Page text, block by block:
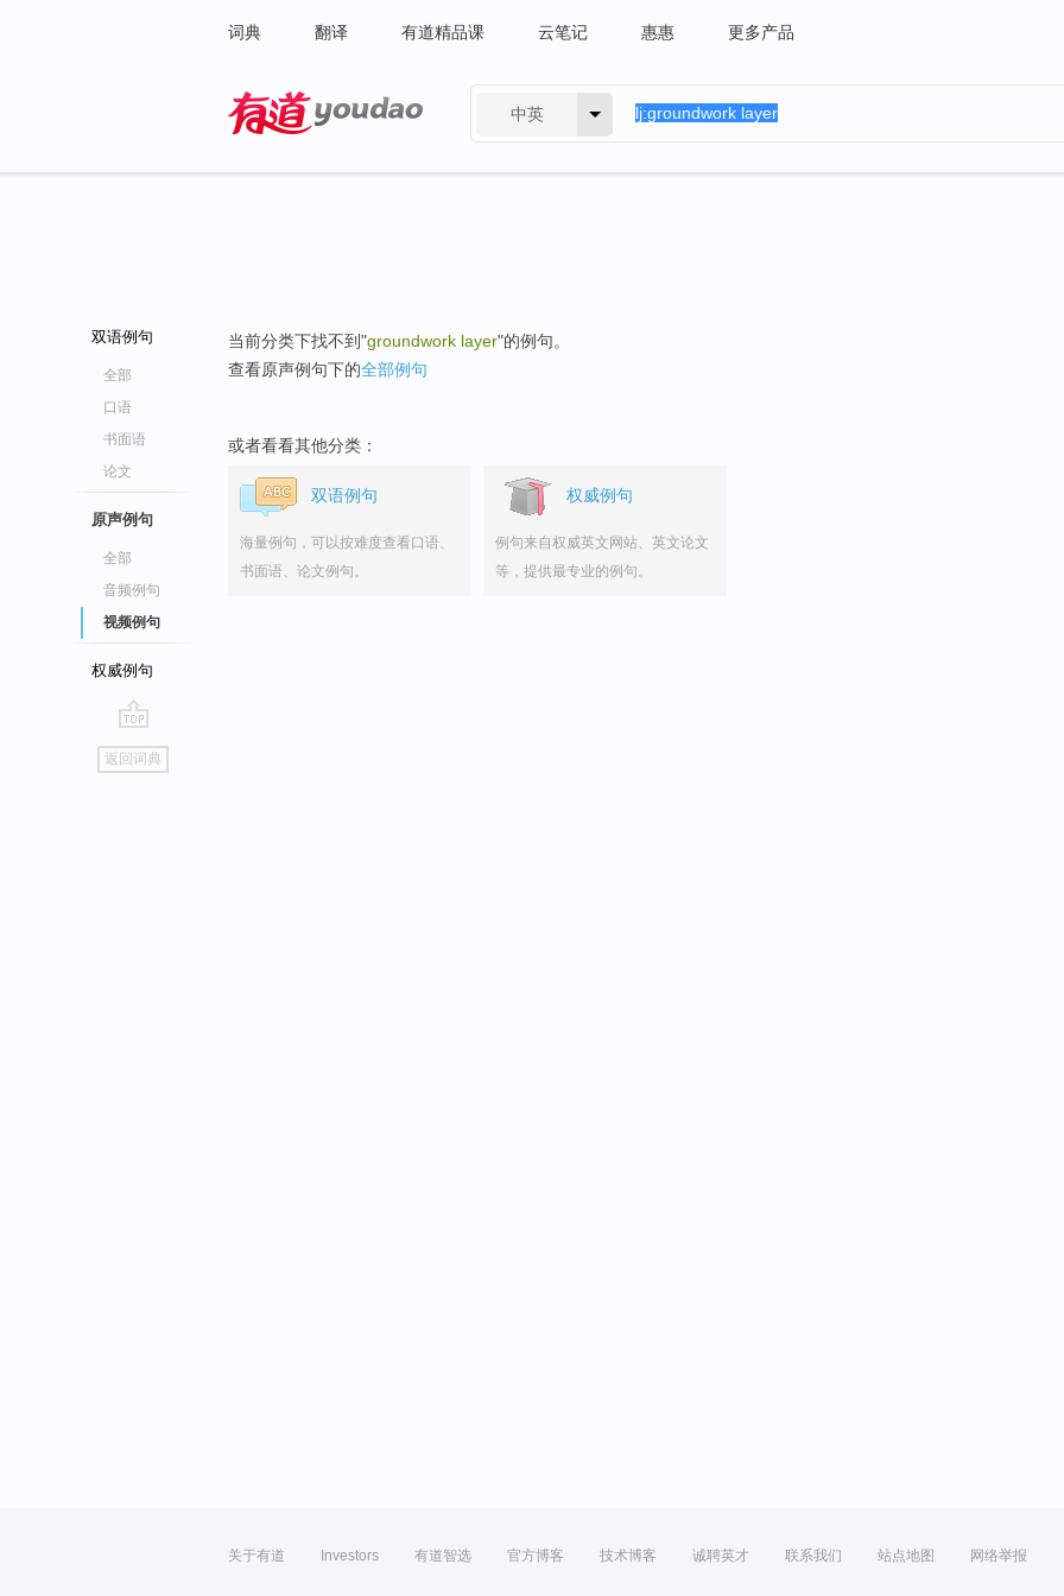
词典 翻译 有道精品课 云笔记 惠惠 更多产品
中英
双语例句
全部
口语
书面语
论文
原声例句
全部
音频例句
视频例句
权威例句
go
top
返回词典
当前分类下找不到"groundwork layer"的例句。
查看原声例句下的全部例句
或者看看其他分类：
双语例句
海量例句，可以按难度查看口语、
书面语、论文例句。
权威例句
例句来自权威英文网站、英文论文
等，提供最专业的例句。
关于有道 Investors 有道智选 官方博客 技术博客 诚聘英才 联系我们 站点地图 网络举报